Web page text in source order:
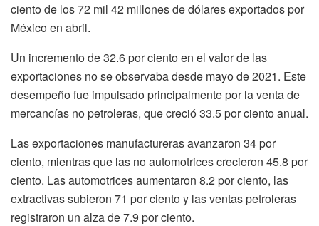
ciento de los 72 mil 42 millones de dólares exportados por
México en abril.
Un incremento de 32.6 por ciento en el valor de las
exportaciones no se observaba desde mayo de 2021. Este
desempeño fue impulsado principalmente por la venta de
mercancías no petroleras, que creció 33.5 por ciento anual.
Las exportaciones manufactureras avanzaron 34 por
ciento, mientras que las no automotrices crecieron 45.8 por
ciento. Las automotrices aumentaron 8.2 por ciento, las
extractivas subieron 71 por ciento y las ventas petroleras
registraron un alza de 7.9 por ciento.